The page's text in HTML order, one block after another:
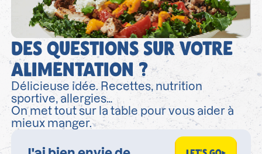
DES QUESTIONS SUR VOTRE
ALIMENTATION ?
Délicieuse idée. Recettes, nutrition
sportive, allergies…
On met tout sur la table pour vous aider à
mieux manger.